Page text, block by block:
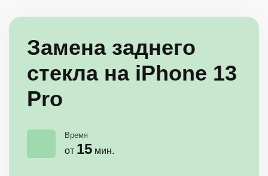
Замена заднего
стекла на iPhone 13
Pro
Время
от 15 мин.